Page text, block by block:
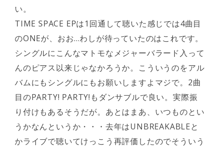
い。
TIME SPACE EPは1回通して聴いた感じでは4曲目
のONEが、おお…わしが待っていたのはこれです。
シングルにこんなマトモなメジャーバラード入って
んのピアス以来じゃなかろうか。こういうのをアル
バムにもシングルにもお願いしますよマジで。2曲
目のPARTY! PARTY!もダンサブルで良い。実際振
り付けもあるそうだが。あとはまあ、いつものとい
うかなんというか・・・去年はUNBREAKABLEと
かライブで聴いてけっこう再評価したのでそういう